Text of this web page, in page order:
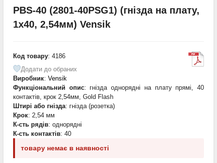
PBS-40 (2801-40PSG1) (гнізда на плату,
1х40, 2,54мм) Vensik
Код товару: 4186
Додати до обраних
Виробник: Vensik
Функціональний опис: гнізда однорядні на плату прямі, 40
контактів, крок 2,54мм, Gold Flash
Штирі або гнізда: гнізда (розетка)
Крок: 2,54 мм
К-сть рядів: однорядні
К-сть контактів: 40
товару немає в наявності